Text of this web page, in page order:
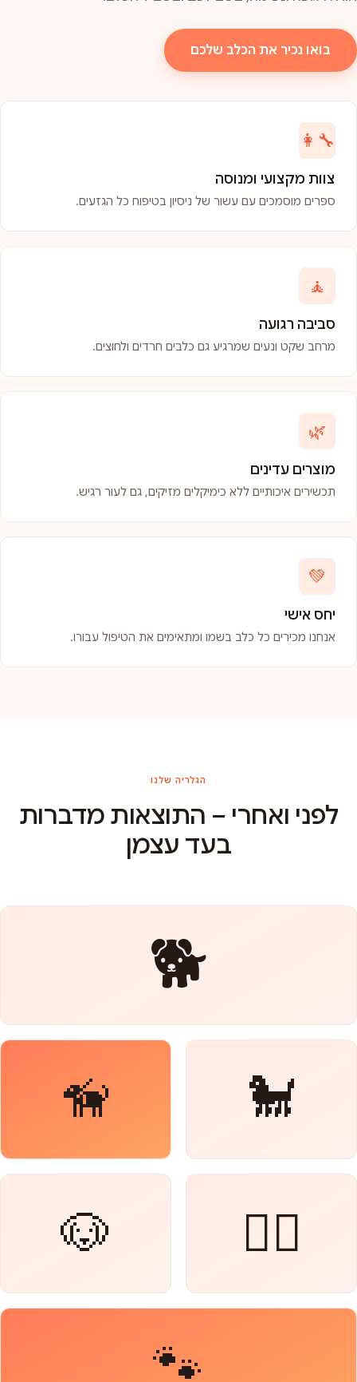
בואו נכיר את הכלב שלכם
👩‍🔧
צוות מקצועי ומנוסה
ספרים מוסמכים עם עשור של ניסיון בטיפוח כל הגזעים.
🧘
סביבה רגועה
מרחב שקט ונעים שמרגיע גם כלבים חרדים ולחוצים.
🌿
מוצרים עדינים
תכשירים איכותיים ללא כימיקלים מזיקים, גם לעור רגיש.
💚
יחס אישי
אנחנו מכירים כל כלב בשמו ומתאימים את הטיפול עבורו.
הגלריה שלנו
לפני ואחרי – התוצאות מדברות
בעד עצמן
🐕
🐩
🦮
🐕‍🦺
🐶
🐾